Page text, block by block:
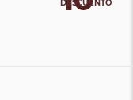
DESCUENTO